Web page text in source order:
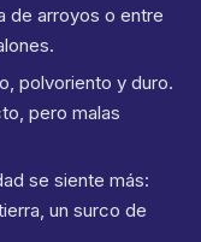
de arroyos o entre
polvoriento y duro.
pero malas
se siente más:
un surco de